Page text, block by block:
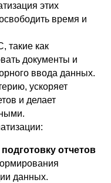
этих
время и
такие как
документы и
ввода данных.
ускоряет
и делает
отчетов
данных.